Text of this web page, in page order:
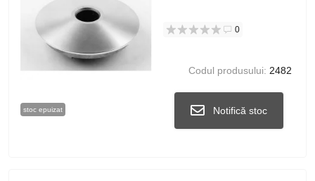
stoc epuizat
0
Codul produsului: 2482
Notifică stoc